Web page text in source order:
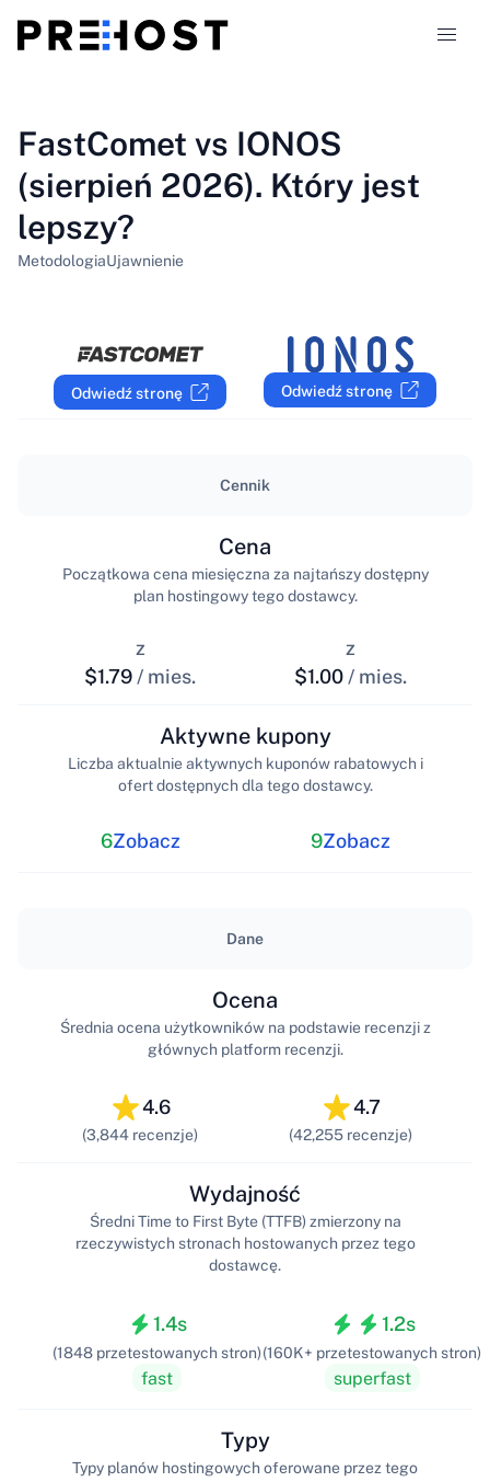
Porównania
Kupony 319
PL
FastComet vs IONOS
(sierpień 2026). Który jest
lepszy?
MetodologiaUjawnienie
Odwiedź stronę Odwiedź stronę
Cennik
z
$1.79 / mies.
Cena
Początkowa cena miesięczna za najtańszy dostępny
plan hostingowy tego dostawcy.
z
$1.00 / mies.
6Zobacz
Aktywne kupony
Liczba aktualnie aktywnych kuponów rabatowych i
ofert dostępnych dla tego dostawcy.
9Zobacz
Dane
4.6
(3,844 recenzje)
Ocena
Średnia ocena użytkowników na podstawie recenzji z
głównych platform recenzji.
4.7
(42,255 recenzje)
1.4s
(1848 przetestowanych stron)
fast
Wydajność
Średni Time to First Byte (TTFB) zmierzony na
rzeczywistych stronach hostowanych przez tego
dostawcę.
1.2s
(160K+ przetestowanych stron)
superfast
Typy
Typy planów hostingowych oferowane przez tego